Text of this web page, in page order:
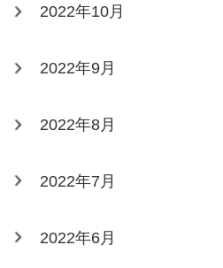
2022年10月
2022年9月
2022年8月
2022年7月
2022年6月